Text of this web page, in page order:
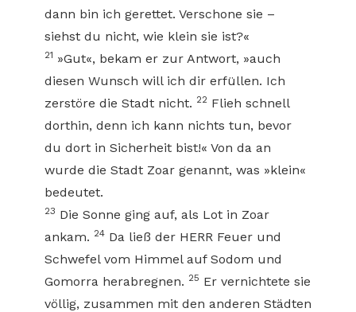
dann bin ich gerettet. Verschone sie –
siehst du nicht, wie klein sie ist?«
21 »Gut«, bekam er zur Antwort, »auch
diesen Wunsch will ich dir erfüllen. Ich
zerstöre die Stadt nicht. 22 Flieh schnell
dorthin, denn ich kann nichts tun, bevor
du dort in Sicherheit bist!« Von da an
wurde die Stadt Zoar genannt, was »klein«
bedeutet.
23 Die Sonne ging auf, als Lot in Zoar
ankam. 24 Da ließ der HERR Feuer und
Schwefel vom Himmel auf Sodom und
Gomorra herabregnen. 25 Er vernichtete sie
völlig, zusammen mit den anderen Städten